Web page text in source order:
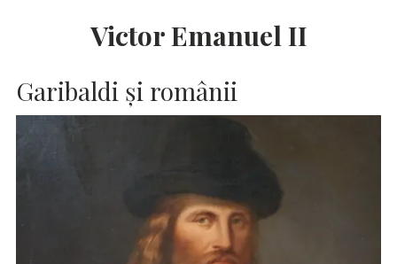
Victor Emanuel II
Garibaldi și românii